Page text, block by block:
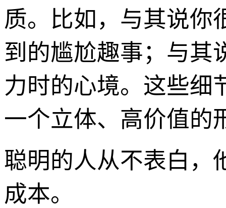
质。比如，与其说你
到的尴尬趣事；与其
力时的心境。这些细
一个立体、高价值的
聪明的人从不表白，
成本。